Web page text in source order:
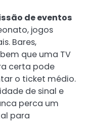
de eventos
jogos
Bares,
que uma TV
certa pode
o ticket médio.
de sinal e
perca um
para